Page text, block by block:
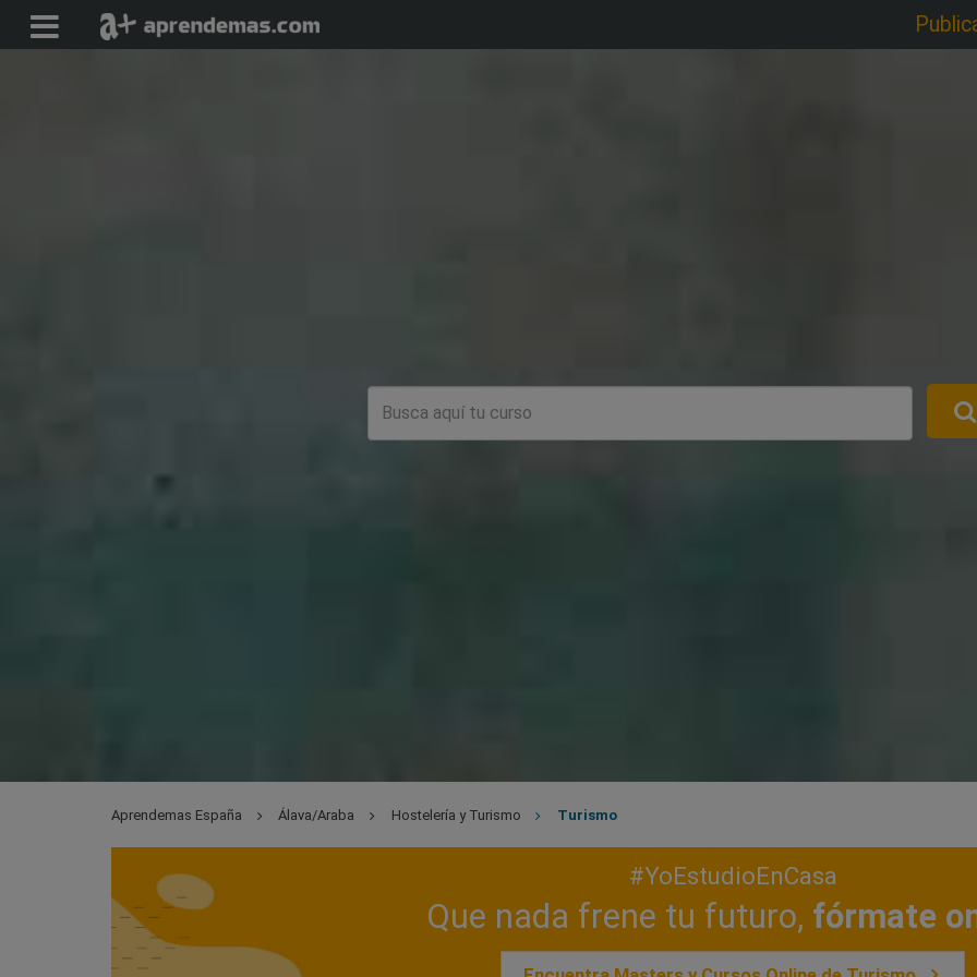
Aprendemas España Álava/Araba Hostelería y Turismo Turismo
#YoEstudioEnCasa
Que nada frene tu futuro, fórmate